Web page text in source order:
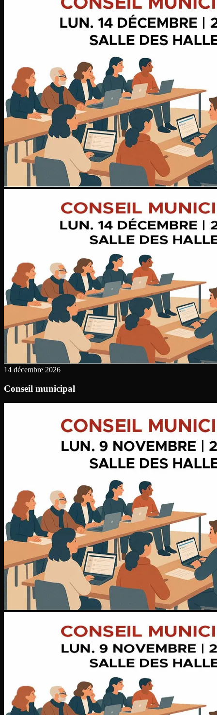
14 décembre 2026
Conseil municipal